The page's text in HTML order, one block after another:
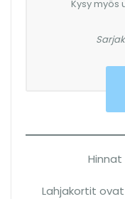
Kysy myös
Hinnat
Lahjakortit